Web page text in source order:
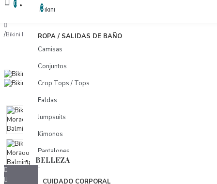
COMPARAR
0
Trikini
ROPA / SALIDAS DE BAÑO
Camisas
Conjuntos
Crop Tops / Tops
Faldas
Jumpsuits
Kimonos
Pantalones
Pareos
BELLEZA
CUIDADO CORPORAL
0
Bikini Morado Balming